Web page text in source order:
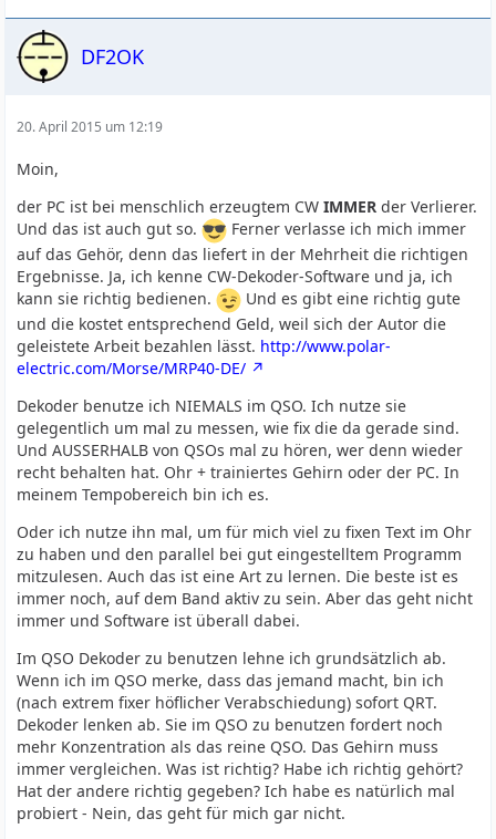
DF2OK
20. April 2015 um 12:19
Moin,
der PC ist bei menschlich erzeugtem CWIMMERder Verlierer.
Und das ist auch gut so.
Ferner verlasse ich mich immer
auf das Gehör, denn das liefert in der Mehrheit die richtigen
Ergebnisse. Ja, ich kenne CW-Dekoder-Software und ja, ich
kann sie richtig bedienen.
Und es gibt eine richtig gute
und die kostet entsprechend Geld, weil sich der Autor die
geleistete Arbeit bezahlen lässt. http://www.polar-
electric.com/Morse/MRP40-DE/
Dekoder benutze ich NIEMALS im QSO. Ich nutze sie
gelegentlich um mal zu messen, wie fix die da gerade sind.
Und AUSSERHALB von QSOs mal zu hören, wer denn wieder
recht behalten hat. Ohr + trainiertes Gehirn oder der PC. In
meinem Tempobereich bin ich es.
Oder ich nutze ihn mal, um für mich viel zu fixen Text im Ohr
zu haben und den parallel bei gut eingestelltem Programm
mitzulesen. Auch das ist eine Art zu lernen. Die beste ist es
immer noch, auf dem Band aktiv zu sein. Aber das geht nicht
immer und Software ist überall dabei.
Im QSO Dekoder zu benutzen lehne ich grundsätzlich ab.
Wenn ich im QSO merke, dass das jemand macht, bin ich
(nach extrem fixer höflicher Verabschiedung) sofort QRT.
Dekoder lenken ab. Sie im QSO zu benutzen fordert noch
mehr Konzentration als das reine QSO. Das Gehirn muss
immer vergleichen. Was ist richtig? Habe ich richtig gehört?
Hat der andere richtig gegeben? Ich habe es natürlich mal
probiert - Nein, das geht für mich gar nicht.